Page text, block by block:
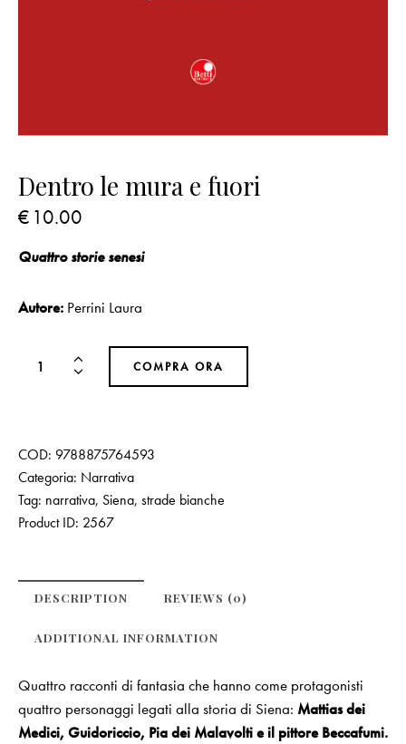
Dentro le mura e fuori
€ 10.00
Quattro storie senesi
Autore: Perrini Laura
COMPRA ORA
COD: 9788875764593
Categoria: Narrativa
Tag: narrativa, Siena, strade bianche
Product ID: 2567
DESCRIPTION REVIEWS (0)
ADDITIONAL INFORMATION
Quattro racconti di fantasia che hanno come protagonisti
quattro personaggi legati alla storia di Siena: Mattias dei
Medici, Guidoriccio, Pia dei Malavolti e il pittore Beccafumi.